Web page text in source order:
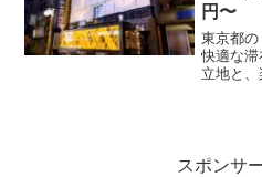
円〜
東京都
快適な
立地と
スポンサ